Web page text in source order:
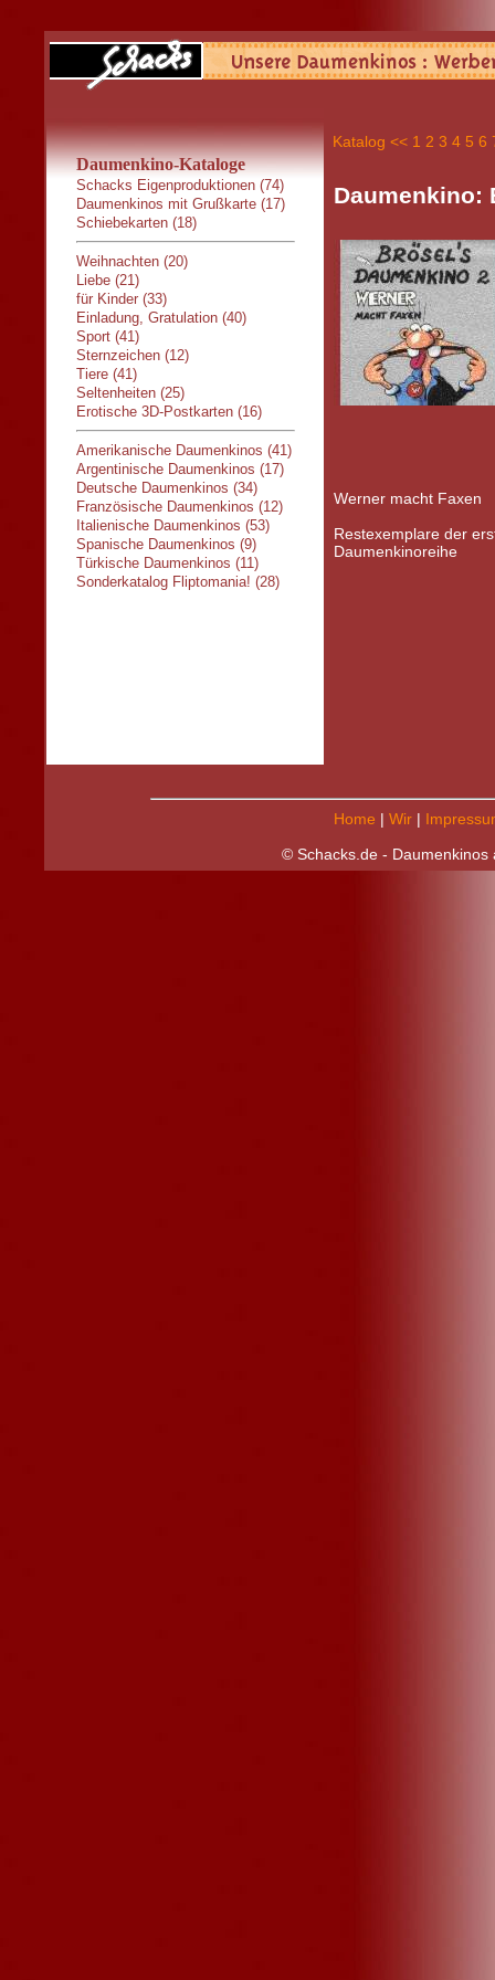
Daumenkino-Kataloge
Schacks Eigenproduktionen (74)
Daumenkinos mit Grußkarte (17)
Schiebekarten (18)
Weihnachten (20)
Liebe (21)
für Kinder (33)
Einladung, Gratulation (40)
Sport (41)
Sternzeichen (12)
Tiere (41)
Seltenheiten (25)
Erotische 3D-Postkarten (16)
Amerikanische Daumenkinos (41)
Argentinische Daumenkinos (17)
Deutsche Daumenkinos (34)
Französische Daumenkinos (12)
Italienische Daumenkinos (53)
Spanische Daumenkinos (9)
Türkische Daumenkinos (11)
Sonderkatalog Fliptomania! (28)
Katalog << 1 2 3 4 5 6
Daumenkino:
Werner macht Faxen
Restexemplare der
Daumenkinoreihe
Home | Wir|
© Schacks.de - Daumenkinos